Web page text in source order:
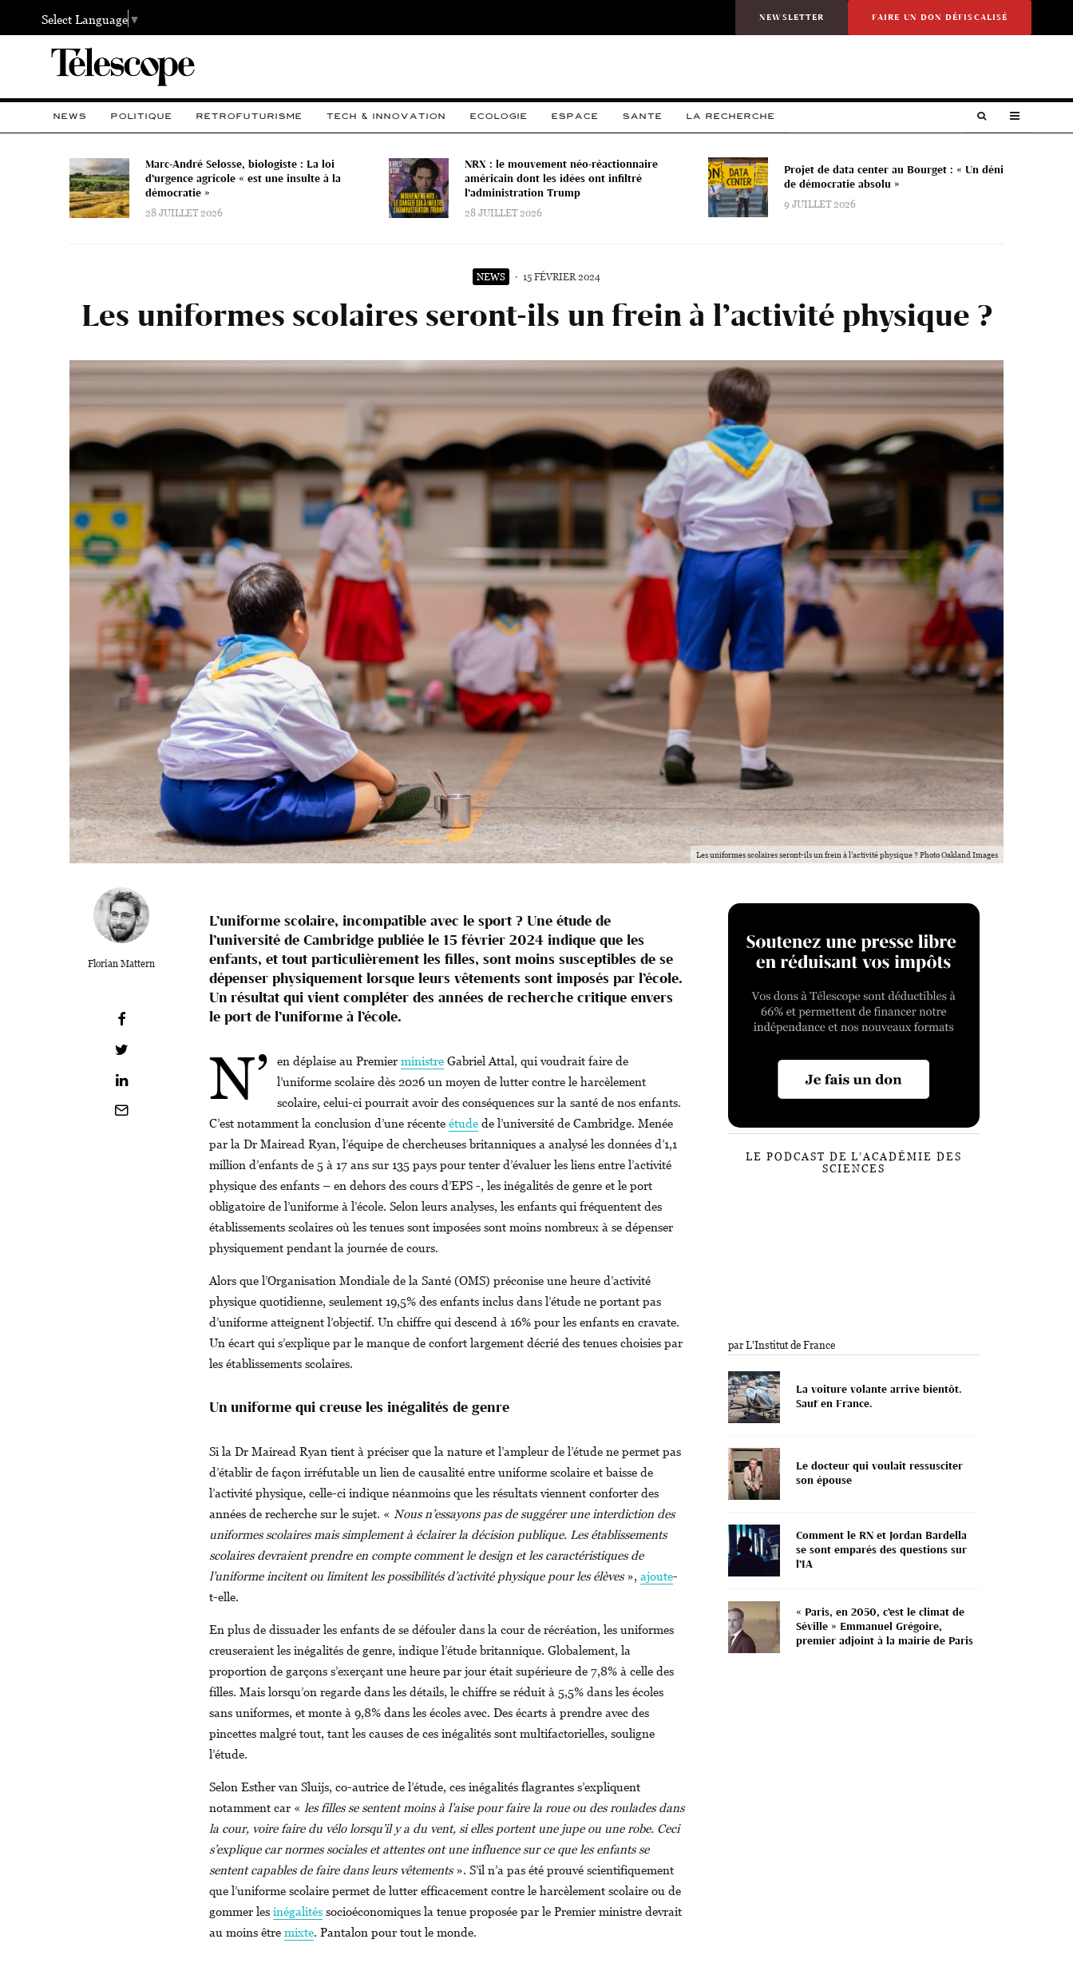
Select Language▼ NEWSLETTER FAIRE UN DON DÉFISCALISÉ
NEWS POLITIQUE RETROFUTURISME TECH & INNOVATION ECOLOGIE ESPACE SANTE LA RECHERCHE
Marc-André Selosse, biologiste : La loi
d’urgence agricole « est une insulte à la
démocratie »
28 JUILLET 2026
NRX : le mouvement néo-réactionnaire
américain dont les idées ont infiltré
l’administration Trump
28 JUILLET 2026
Projet de data center au Bourget : « Un déni
de démocratie absolu »
9 JUILLET 2026
NEWS · 15 FÉVRIER 2024
Les uniformes scolaires seront-ils un frein à l’activité physique ?
Les uniformes scolaires seront-ils un frein à l’activité physique ? Photo Oakland Images
Florian Mattern
L’uniforme scolaire, incompatible avec le sport ? Une étude de
l’université de Cambridge publiée le 15 février 2024 indique que les
enfants, et tout particulièrement les filles, sont moins susceptibles de se
dépenser physiquement lorsque leurs vêtements sont imposés par l’école.
Un résultat qui vient compléter des années de recherche critique envers
le port de l’uniforme à l’école.
N’ en déplaise au PremierministreGabriel Attal, qui voudrait faire de
l’uniforme scolaire dès 2026 un moyen de lutter contre le harcèlement
scolaire, celui-ci pourrait avoir des conséquences sur la santé de nos enfants.
C’est notamment la conclusion d’une récenteétudede l’université de Cambridge. Menée
par la Dr Mairead Ryan, l’équipe de chercheuses britanniques a analysé les données d’1,1
million d’enfants de 5 à 17 ans sur 135 pays pour tenter d’évaluer les liens entre l’activité
physique des enfants – en dehors des cours d’EPS -, les inégalités de genre et le port
obligatoire de l’uniforme à l’école. Selon leurs analyses, les enfants qui fréquentent des
établissements scolaires où les tenues sont imposées sont moins nombreux à se dépenser
physiquement pendant la journée de cours.
Alors que l’Organisation Mondiale de la Santé (OMS) préconise une heure d’activité
physique quotidienne, seulement 19,5% des enfants inclus dans l’étude ne portant pas
d’uniforme atteignent l’objectif. Un chiffre qui descend à 16% pour les enfants en cravate.
Un écart qui s’explique par le manque de confort largement décrié des tenues choisies par
les établissements scolaires.
Un uniforme qui creuse les inégalités de genre
Si la Dr Mairead Ryan tient à préciser que la nature et l’ampleur de l’étude ne permet pas
d’établir de façon irréfutable un lien de causalité entre uniforme scolaire et baisse de
l’activité physique, celle-ci indique néanmoins que les résultats viennent conforter des
années de recherche sur le sujet. « Nous n’essayons pas de suggérer une interdiction des
uniformes scolaires mais simplement à éclairer la décision publique. Les établissements
scolaires devraient prendre en compte comment le design et les caractéristiques de
l’uniforme incitent ou limitent les possibilités d’activité physique pour les élèves», ajoute-
t-elle.
En plus de dissuader les enfants de se défouler dans la cour de récréation, les uniformes
creuseraient les inégalités de genre, indique l’étude britannique. Globalement, la
proportion de garçons s’exerçant une heure par jour était supérieure de 7,8% à celle des
filles. Mais lorsqu’on regarde dans les détails, le chiffre se réduit à 5,5% dans les écoles
sans uniformes, et monte à 9,8% dans les écoles avec. Des écarts à prendre avec des
pincettes malgré tout, tant les causes de ces inégalités sont multifactorielles, souligne
l’étude.
Selon Esther van Sluijs, co-autrice de l’étude, ces inégalités flagrantes s’expliquent
notamment car « les filles se sentent moins à l’aise pour faire la roue ou des roulades dans
la cour, voire faire du vélo lorsqu’il y a du vent, si elles portent une jupe ou une robe. Ceci
s’explique car normes sociales et attentes ont une influence sur ce que les enfants se
sentent capables de faire dans leurs vêtements». S’il n’a pas été prouvé scientifiquement
que l’uniforme scolaire permet de lutter efficacement contre le harcèlement scolaire ou de
gommer lesinégalitéssocioéconomiques la tenue proposée par le Premier ministre devrait
au moins êtremixte. Pantalon pour tout le monde.
LE PODCAST DE L’ACADÉMIE DES
SCIENCES
par L'Institut de France
La voiture volante arrive bientôt.
Sauf en France.
Le docteur qui voulait ressusciter
son épouse
Comment le RN et Jordan Bardella
se sont emparés des questions sur
l’IA
« Paris, en 2050, c’est le climat de
Séville » Emmanuel Grégoire,
premier adjoint à la mairie de Paris